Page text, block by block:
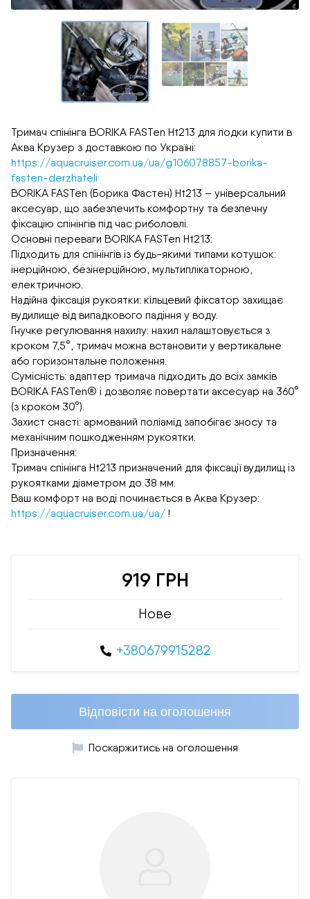
Тримач спінінга BORIKA FASTen Ht213 для лодки купити в
Аква Крузер з доставкою по Україні:
https://aquacruiser.com.ua/ua/g106078857-borika-
fasten-derzhateli
BORIKA FASTen (Борика Фастен) Ht213 – універсальний
аксесуар, що забезпечить комфортну та безпечну
фіксацію спінінгів під час риболовлі.
Основні переваги BORIKA FASTen Ht213:
Підходить для спінінгів із будь-якими типами котушок:
інерційною, безінерційною, мультиплікаторною,
електричною.
Надійна фіксація рукоятки: кільцевий фіксатор захищає
вудилище від випадкового падіння у воду.
Гнучке регулювання нахилу: нахил налаштовується з
кроком 7,5°, тримач можна встановити у вертикальне
або горизонтальне положення.
Сумісність: адаптер тримача підходить до всіх замків
BORIKA FASTen® і дозволяє повертати аксесуар на 360°
(з кроком 30°).
Захист снасті: армований поліамід запобігає зносу та
механічним пошкодженням рукоятки.
Призначення:
Тримач спінінга Ht213 призначений для фіксації вудилищ із
рукоятками діаметром до 38 мм.
Ваш комфорт на воді починається в Аква Крузер:
https://aquacruiser.com.ua/ua/ !
919 ГРН
Нове
+380679915282
Відповісти на оголошення
Поскаржитись на оголошення